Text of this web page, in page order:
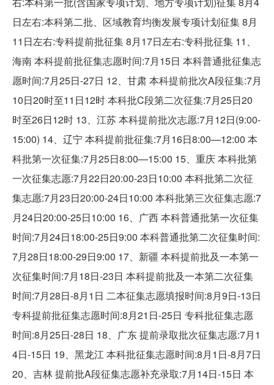
日左右:本科第二批、区域教育均衡发展专项计划征集 8月
11日左右:专科提前批征集 8月17日左右:专科批征集 11、
海南 本科提前批征集志愿时间:7月15日 本科普通批征集志
愿时间:7月25日-27日 12、甘肃 本科提前批次A段征集:7月
10日20时至11日12时 本科批C段第二次征集:7月25日20
时至26日12时 13、江苏 本科提前批次志愿:7月12日(9:00-
15:00) 14、辽宁 本科提前批征集:7月16日8:00—12:00 本
科批第一次征集:7月25日8:00—15:00 15、重庆 本科批第
一次征集志愿:7月22日20:00-23日10:00 本科批第二次征
集志愿:7月23日20:00-24日10:00 本科批第三次征集志愿:7
月24日20:00-25日10:00 16、广西 本科普通批第一次征集
时间:7月24日18:00-25日9:00 本科普通批第二次征集时间:
7月28日18:00-29日9:00 17、新疆 本科提前批及一本第一
次征集时间:7月18日-23日 本科提前批及一本第二次征集
时间:7月28日-8月1日 二本征集志愿填报时间:8月9日-13日
专科提前批征集志愿时间:8月21日-25日 专科批征集志愿
时间:8月25日-28日 18、广东 提前录取批次征集志愿:7月1
4日-15日 19、黑龙江 本科批征集志愿时间:8月1日-8月7日
20、吉林 提前批A段征集志愿补充录取:7月14日-15日 本